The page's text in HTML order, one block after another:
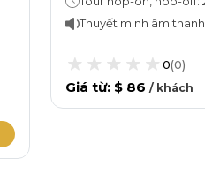
Hop-off
Thuyết minh âm thanh
0(0)
Giá từ: $ 86 / khách